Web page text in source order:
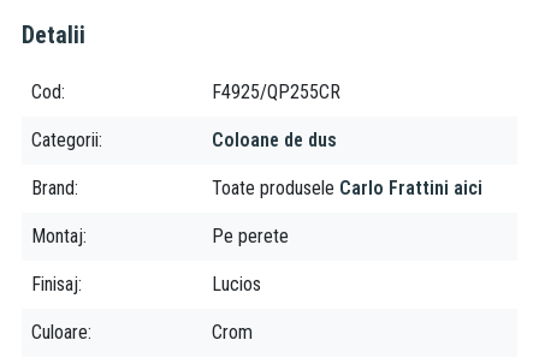
Detalii
Cod F4925/QP255CR
Categorii Coloane de dus
Brand Toate produsele Carlo Frattini aici
Montaj Pe perete
Finisaj Lucios
Culoare Crom